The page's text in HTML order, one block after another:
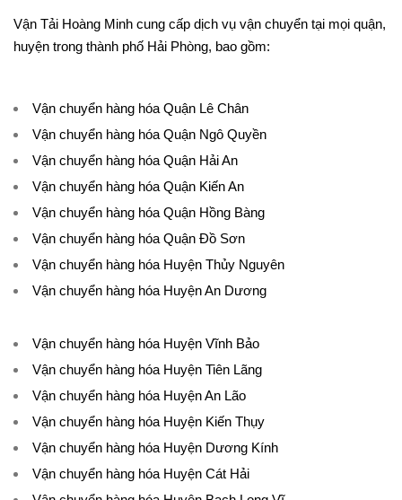
Vận Tải Hoàng Minh cung cấp dịch vụ vận chuyển tại mọi quận,
huyện trong thành phố Hải Phòng, bao gồm:
Vận chuyển hàng hóa Quận Lê Chân
Vận chuyển hàng hóa Quận Ngô Quyền
Vận chuyển hàng hóa Quận Hải An
Vận chuyển hàng hóa Quận Kiến An
Vận chuyển hàng hóa Quận Hồng Bàng
Vận chuyển hàng hóa Quận Đồ Sơn
Vận chuyển hàng hóa Huyện Thủy Nguyên
Vận chuyển hàng hóa Huyện An Dương
Vận chuyển hàng hóa Huyện Vĩnh Bảo
Vận chuyển hàng hóa Huyện Tiên Lãng
Vận chuyển hàng hóa Huyện An Lão
Vận chuyển hàng hóa Huyện Kiến Thụy
Vận chuyển hàng hóa Huyện Dương Kính
Vận chuyển hàng hóa Huyện Cát Hải